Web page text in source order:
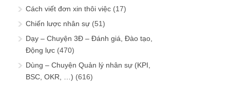
Cách viết đơn xin thôi việc (17)
Chiến lược nhân sự (51)
Dạy – Chuyện 3Đ – Đánh giá, Đào tạo,
Động lực (470)
Dùng – Chuyện Quản lý nhân sự (KPI,
BSC, OKR, …) (616)